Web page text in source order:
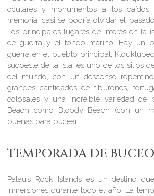
oculares y monumentos a los caídos
memoria, casi se podría olvidar el
Los principales lugares de interés en la
de guerra y el fondo marino. Hay un
guerra en el pueblo principal,
sudoeste de la isla, es uno de los sitios
del mundo, con un descenso
grandes cantidades de tiburones,
colosales y una increíble variedad de
Beach como Bloody Beach (con un
buenas para bucear.
TEMPORADA DE
Palau’s Rock Islands es un destino
inmersiones durante todo el año. La